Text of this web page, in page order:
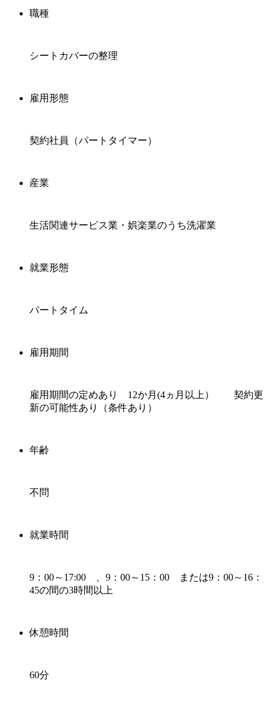
職種
シートカバーの整理
雇用形態
契約社員（パートタイマー）
産業
生活関連サービス業・娯楽業のうち洗濯業
就業形態
パートタイム
雇用期間
雇用期間の定めあり 12か月(4ヵ月以上） 契約更
新の可能性あり（条件あり）
年齢
不問
就業時間
9：00～17:00 、9：00～15：00 または9：00～16：
45の間の3時間以上
休憩時間
60分